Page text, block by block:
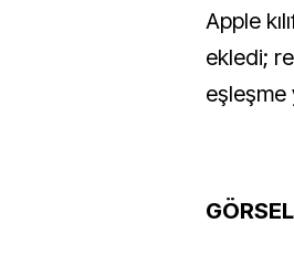
Apple
ekledi;
eşleşme